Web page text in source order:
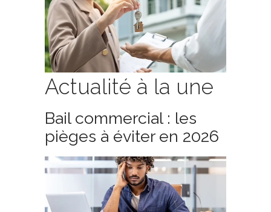
Actualité à la une
Bail commercial : les
pièges à éviter en 2026